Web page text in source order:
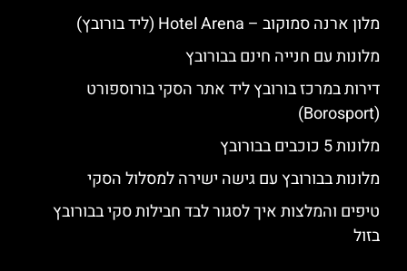
מלון ארנה סמוקוב – Hotel Arena (ליד בורובץ)
מלונות עם חנייה חינם בבורובץ
דירות במרכז בורובץ ליד אתר הסקי בורוספורט
(Borosport)
מלונות 5 כוכבים בבורובץ
מלונות בבורובץ עם גישה ישירה למסלול הסקי
טיפים והמלצות איך לסגור לבד חבילות סקי בבורובץ
בזול